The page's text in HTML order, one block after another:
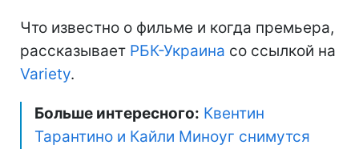
Что известно о фильме и когда премьера,
рассказывает РБК-Украина со ссылкой на
Variety.
Больше интересного: Квентин
Тарантино и Кайли Миноуг снимутся